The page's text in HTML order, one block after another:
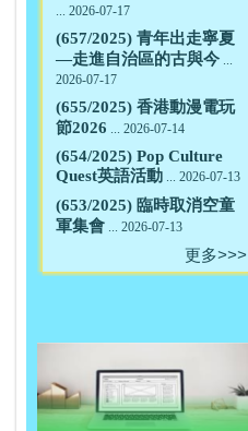
... 2026-07-17
(657/2025) 青年出走寧夏
—走進自治區的古與今 ...
2026-07-17
(655/2025) 香港動漫電玩
節2026 ... 2026-07-14
(654/2025) Pop Culture
Quest英語活動 ... 2026-07-13
(653/2025) 臨時取消空童
軍集會 ... 2026-07-13
更多>>>